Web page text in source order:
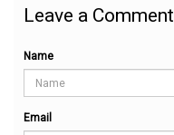
Leave a Comment
Name
Email